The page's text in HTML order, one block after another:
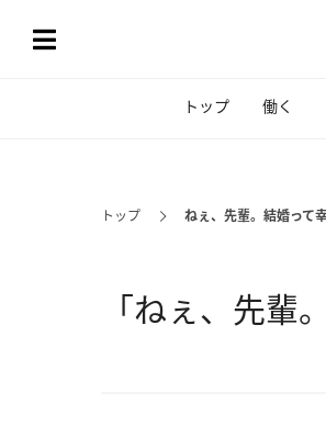
トップ 働く
トップ ねぇ、先輩。結婚って
「ねぇ、先